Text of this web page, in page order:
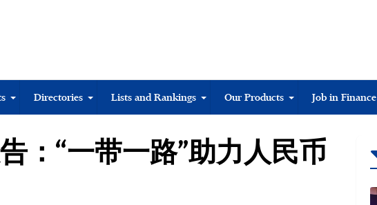
Directories Lists and Rankings Our Products Job in Finance
：“一带一路”助力人民币